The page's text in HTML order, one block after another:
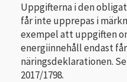
Uppgifterna i den
får inte upprepas i
exempel att uppgiften
energiinnehåll endast
näringsdeklarationen.
2017/1798.